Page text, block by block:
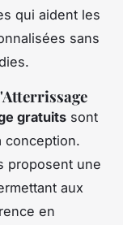
qui aident les
sans
gratuits sont
conception.
proposent une
aux
en